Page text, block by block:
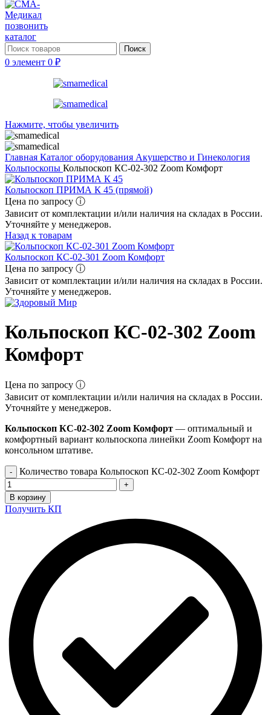
позвонить
каталог
Поиск
0 элемент 0 ₽
Нажмите, чтобы увеличить
Главная Каталог оборудования Акушерство и Гинекология
Кольпоскопы Кольпоскоп КС-02-302 Zoom Комфорт
Кольпоскоп ПРИМА К 45 (прямой)
Цена по запросу ⓘ
Зависит от комплектации и/или наличия на складах в России.
Уточняйте у менеджеров.
Назад к товарам
Кольпоскоп КС-02-301 Zoom Комфорт
Цена по запросу ⓘ
Зависит от комплектации и/или наличия на складах в России.
Уточняйте у менеджеров.
Кольпоскоп КС-02-302 Zoom
Комфорт
Цена по запросу ⓘ
Зависит от комплектации и/или наличия на складах в России.
Уточняйте у менеджеров.
Кольпоскоп КС-02-302 Zoom Комфорт — оптимальный и
комфортный вариант кольпоскопа линейки Zoom Комфорт на
консольном штативе.
Количество товара Кольпоскоп КС-02-302 Zoom Комфорт
В корзину
Получить КП